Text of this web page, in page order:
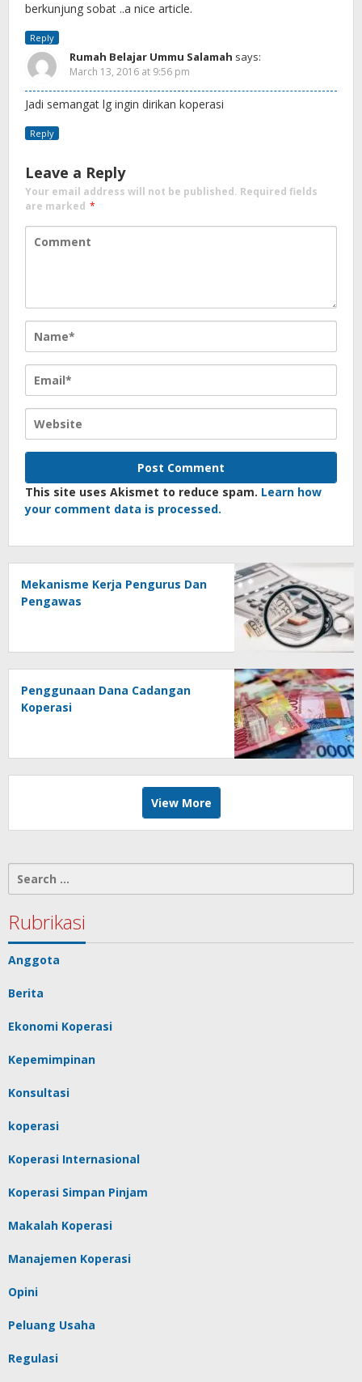
berkunjung sobat ..a nice article.
Reply
Rumah Belajar Ummu Salamah says:
March 13, 2016 at 9:56 pm
Jadi semangat lg ingin dirikan koperasi
Reply
Leave a Reply
Your email address will not be published. Required fields
are marked *
This site uses Akismet to reduce spam. Learn how
your comment data is processed.
Mekanisme Kerja Pengurus Dan
Pengawas
Penggunaan Dana Cadangan
Koperasi
View More
for:
Rubrikasi
Anggota
Berita
Ekonomi Koperasi
Kepemimpinan
Konsultasi
koperasi
Koperasi Internasional
Koperasi Simpan Pinjam
Makalah Koperasi
Manajemen Koperasi
Opini
Peluang Usaha
Regulasi